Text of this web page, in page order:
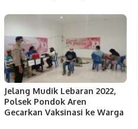
Jelang Mudik Lebaran 2022,
Polsek Pondok Aren
Gecarkan Vaksinasi ke Warga